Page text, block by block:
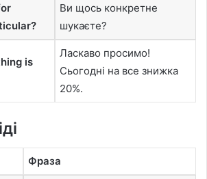
Ви щось конкретне
шукаєте?
is
Ласкаво просимо!
Сьогодні на все знижка
20%.
Фраза